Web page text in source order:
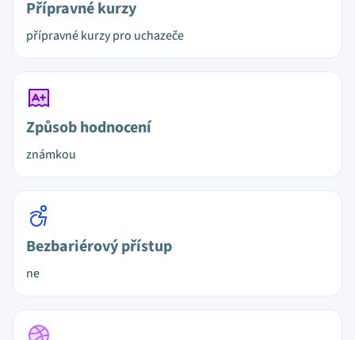
Přípravné kurzy
přípravné kurzy pro uchazeče
Způsob hodnocení
známkou
Bezbariérový přístup
ne